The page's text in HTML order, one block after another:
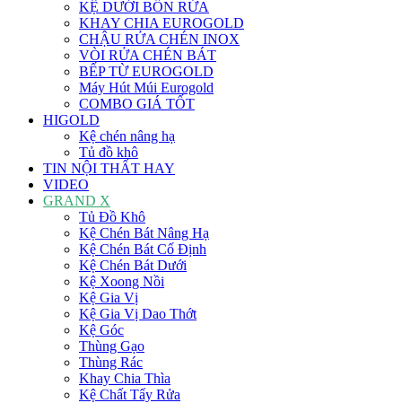
KỆ DƯỚI BỒN RỬA
KHAY CHIA EUROGOLD
CHẬU RỬA CHÉN INOX
VÒI RỬA CHÉN BÁT
BẾP TỪ EUROGOLD
Máy Hút Múi Eurogold
COMBO GIÁ TỐT
HIGOLD
Kệ chén nâng hạ
Tủ đồ khô
TIN NỘI THẤT HAY
VIDEO
GRAND X
Tủ Đồ Khô
Kệ Chén Bát Nâng Hạ
Kệ Chén Bát Cố Định
Kệ Chén Bát Dưới
Kệ Xoong Nồi
Kệ Gia Vị
Kệ Gia Vị Dao Thớt
Kệ Góc
Thùng Gạo
Thùng Rác
Khay Chia Thìa
Kệ Chất Tẩy Rửa